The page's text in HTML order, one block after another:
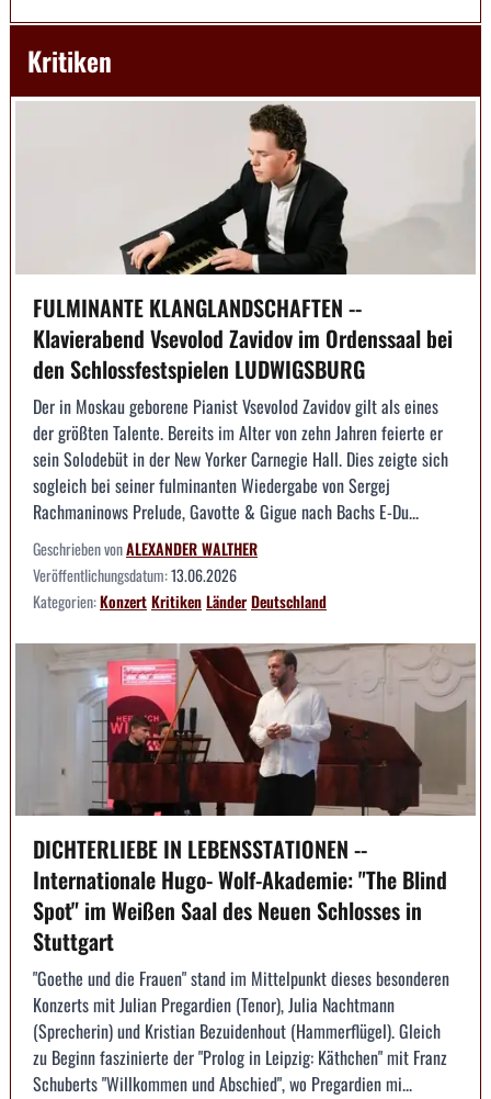
Kritiken
FULMINANTE KLANGLANDSCHAFTEN --
Klavierabend Vsevolod Zavidov im Ordenssaal bei
den Schlossfestspielen LUDWIGSBURG
Der in Moskau geborene Pianist Vsevolod Zavidov gilt als eines
der größten Talente. Bereits im Alter von zehn Jahren feierte er
sein Solodebüt in der New Yorker Carnegie Hall. Dies zeigte sich
sogleich bei seiner fulminanten Wiedergabe von Sergej
Rachmaninows Prelude, Gavotte & Gigue nach Bachs E-Du...
Geschrieben vonALEXANDER WALTHER
Veröffentlichungsdatum:13.06.2026
Kategorien:KonzertKritikenLänderDeutschland
DICHTERLIEBE IN LEBENSSTATIONEN --
Internationale Hugo- Wolf-Akademie: "The Blind
Spot" im Weißen Saal des Neuen Schlosses in
Stuttgart
"Goethe und die Frauen" stand im Mittelpunkt dieses besonderen
Konzerts mit Julian Pregardien (Tenor), Julia Nachtmann
(Sprecherin) und Kristian Bezuidenhout (Hammerflügel). Gleich
zu Beginn faszinierte der "Prolog in Leipzig: Käthchen" mit Franz
Schuberts "Willkommen und Abschied", wo Pregardien mi...